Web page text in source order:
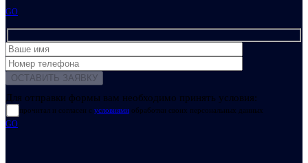
GO
Для отправки формы вам необходимо принять условия:
прочитал и согласен с условиями обработки своих персональных данных
GO